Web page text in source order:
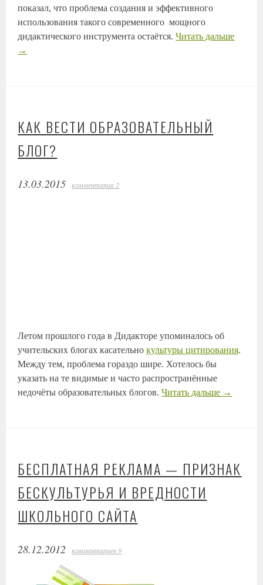
показал, что проблема создания и эффективного
использования такого современного мощного
дидактического инструмента остаётся.Читать дальше
→
КАК ВЕСТИ ОБРАЗОВАТЕЛЬНЫЙ
БЛОГ?
13.03.2015 комментария 2
Летом прошлого года в Дидакторе упоминалось об
учительских блогах касательнокультуры цитирования.
Между тем, проблема гораздо шире. Хотелось бы
указать на те видимые и часто распространённые
недочёты образовательных блогов.Читать дальше →
БЕСПЛАТНАЯ РЕКЛАМА — ПРИЗНАК
БЕСКУЛЬТУРЬЯ И ВРЕДНОСТИ
ШКОЛЬНОГО САЙТА
28.12.2012 комментариев 9